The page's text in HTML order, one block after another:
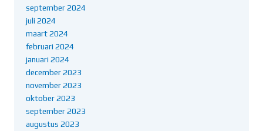
september 2024
juli 2024
maart 2024
februari 2024
januari 2024
december 2023
november 2023
oktober 2023
september 2023
augustus 2023